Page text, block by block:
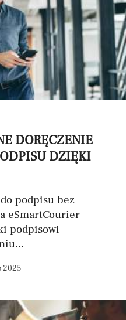
DORĘCZENIE
DZIĘKI
podpisu bez
eSmartCourier
podpisowi
2025